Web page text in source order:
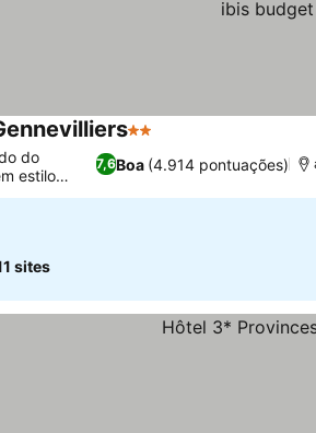
2 Estrelas
7,6Boa (4.914 pontuações)
do
estilo
sites